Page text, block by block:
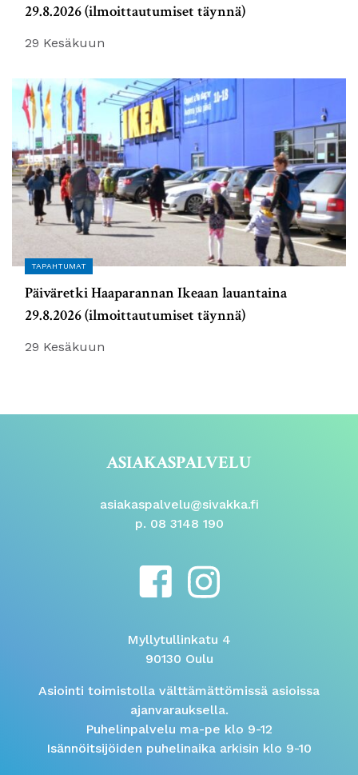
29.8.2026 (ilmoittautumiset täynnä)
29 Kesäkuun
TAPAHTUMAT
Päiväretki Haaparannan Ikeaan lauantaina
29.8.2026 (ilmoittautumiset täynnä)
29 Kesäkuun
ASIAKASPALVELU
asiakaspalvelu@sivakka.fi
p. 08 3148 190
Myllytullinkatu 4
90130 Oulu
Asiointi toimistolla välttämättömissä asioissa
ajanvarauksella.
Puhelinpalvelu ma-pe klo 9-12
Isännöitsijöiden puhelinaika arkisin klo 9-10